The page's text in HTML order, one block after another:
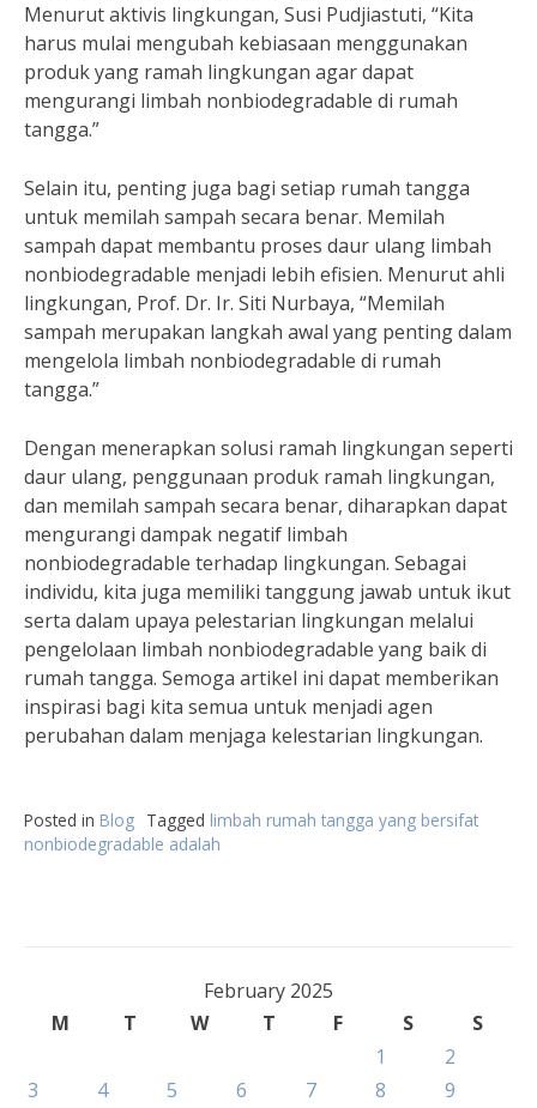
Menurut aktivis lingkungan, Susi Pudjiastuti, “Kita
harus mulai mengubah kebiasaan menggunakan
produk yang ramah lingkungan agar dapat
mengurangi limbah nonbiodegradable di rumah
tangga.”
Selain itu, penting juga bagi setiap rumah tangga
untuk memilah sampah secara benar. Memilah
sampah dapat membantu proses daur ulang limbah
nonbiodegradable menjadi lebih efisien. Menurut ahli
lingkungan, Prof. Dr. Ir. Siti Nurbaya, “Memilah
sampah merupakan langkah awal yang penting dalam
mengelola limbah nonbiodegradable di rumah
tangga.”
Dengan menerapkan solusi ramah lingkungan seperti
daur ulang, penggunaan produk ramah lingkungan,
dan memilah sampah secara benar, diharapkan dapat
mengurangi dampak negatif limbah
nonbiodegradable terhadap lingkungan. Sebagai
individu, kita juga memiliki tanggung jawab untuk ikut
serta dalam upaya pelestarian lingkungan melalui
pengelolaan limbah nonbiodegradable yang baik di
rumah tangga. Semoga artikel ini dapat memberikan
inspirasi bagi kita semua untuk menjadi agen
perubahan dalam menjaga kelestarian lingkungan.
Posted in Blog Tagged limbah rumah tangga yang bersifat
nonbiodegradable adalah
February 2025
M
T W T F S
S
1
2
3
4 5 6 7 8
9